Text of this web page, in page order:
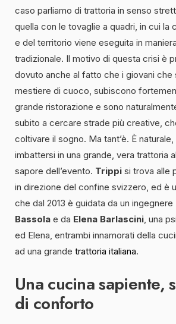
caso parliamo di trattoria in senso
quella con le tovaglie a quadri, in cui la
e del territorio viene eseguita in
tradizionale. Il motivo di questa crisi è
dovuto anche al fatto che i giovani che
mestiere di cuoco, subiscono
grande ristorazione e sono
subito a cercare strade più creative,
coltivare il sogno. Ma tant’è. È
imbattersi in una grande, vera trattoria
sapore dell’evento. Trippi si trova alle
in direzione del confine svizzero, ed è
che dal 2013 è guidata da un ingegnere
Bassola e da Elena Barlascini, una
ed Elena, entrambi innamorati della
ad una grande trattoria italiana.
Una cucina sapiente,
di conforto